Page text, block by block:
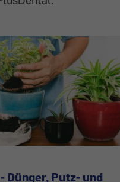
Dünger, Putz- und